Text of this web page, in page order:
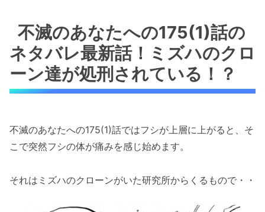
不滅のあなたへの175(1)話の
ネタバレ最新話！ミズハのクロ
ーン達が処刑されている！？
不滅のあなたへの175(1)話ではフシが上層に上がると、そ
こで突然フシの体が痛みを感じ始めます。
それはミズハのクローンがいた研究所からくるもので・・